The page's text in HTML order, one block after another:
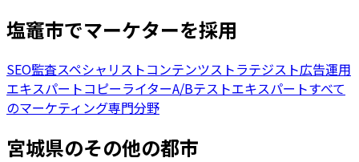
塩竈市でマーケターを採用
SEO監査スペシャリストコンテンツストラテジスト広告運用
エキスパートコピーライターA/Bテストエキスパートすべて
のマーケティング専門分野
宮城県のその他の都市